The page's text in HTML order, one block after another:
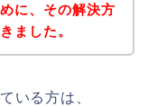
に、その解決方
ました。
いる方は、